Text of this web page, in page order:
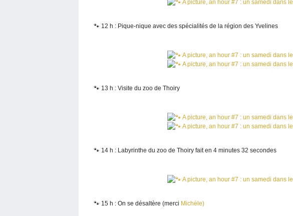
🐾 12 h : Pique-nique avec des spécialités de la région des Yvelines
🐾 13 h : Visite du zoo de Thoiry
🐾 14 h : Labyrinthe du zoo de Thoiry fait en 4 minutes 32 secondes
🐾 15 h : On se désaltère (merci Michèle)